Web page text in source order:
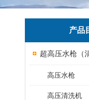
产品
超高压水枪（
高压水枪
高压清洗机